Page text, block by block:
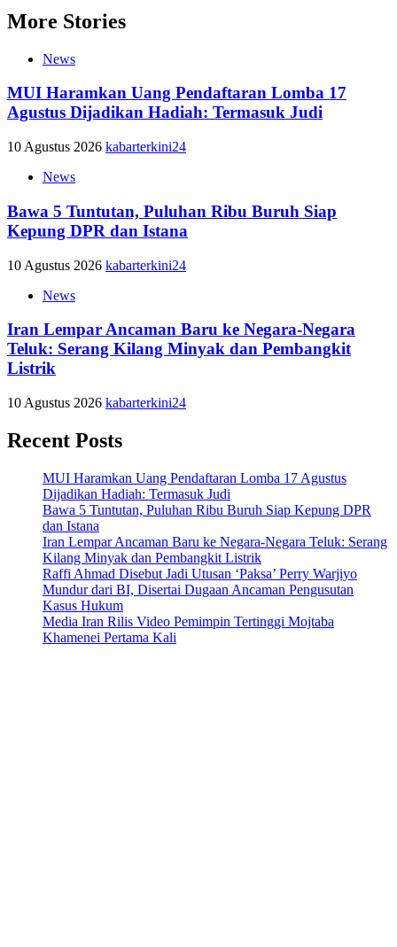
More Stories
News
MUI Haramkan Uang Pendaftaran Lomba 17
Agustus Dijadikan Hadiah: Termasuk Judi
10 Agustus 2026 kabarterkini24
News
Bawa 5 Tuntutan, Puluhan Ribu Buruh Siap
Kepung DPR dan Istana
10 Agustus 2026 kabarterkini24
News
Iran Lempar Ancaman Baru ke Negara-Negara
Teluk: Serang Kilang Minyak dan Pembangkit
Listrik
10 Agustus 2026 kabarterkini24
Recent Posts
MUI Haramkan Uang Pendaftaran Lomba 17 Agustus
Dijadikan Hadiah: Termasuk Judi
Bawa 5 Tuntutan, Puluhan Ribu Buruh Siap Kepung DPR
dan Istana
Iran Lempar Ancaman Baru ke Negara-Negara Teluk: Serang
Kilang Minyak dan Pembangkit Listrik
Raffi Ahmad Disebut Jadi Utusan ‘Paksa’ Perry Warjiyo
Mundur dari BI, Disertai Dugaan Ancaman Pengusutan
Kasus Hukum
Media Iran Rilis Video Pemimpin Tertinggi Mojtaba
Khamenei Pertama Kali